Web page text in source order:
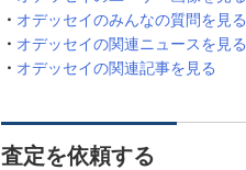
オデッセイのみんなの質問を見る
オデッセイの関連ニュースを見る
オデッセイの関連記事を見る
査定を依頼する